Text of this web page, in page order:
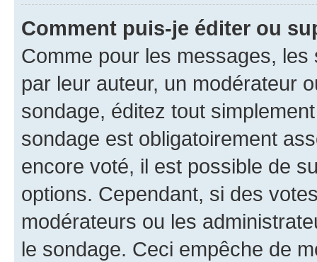
Comment puis-je éditer ou
Comme pour les messages,
par leur auteur, un modérateur
sondage, éditez tout
sondage est obligatoirement
encore voté, il est possible de
options. Cependant, si des
modérateurs ou les
le sondage. Ceci empêche de